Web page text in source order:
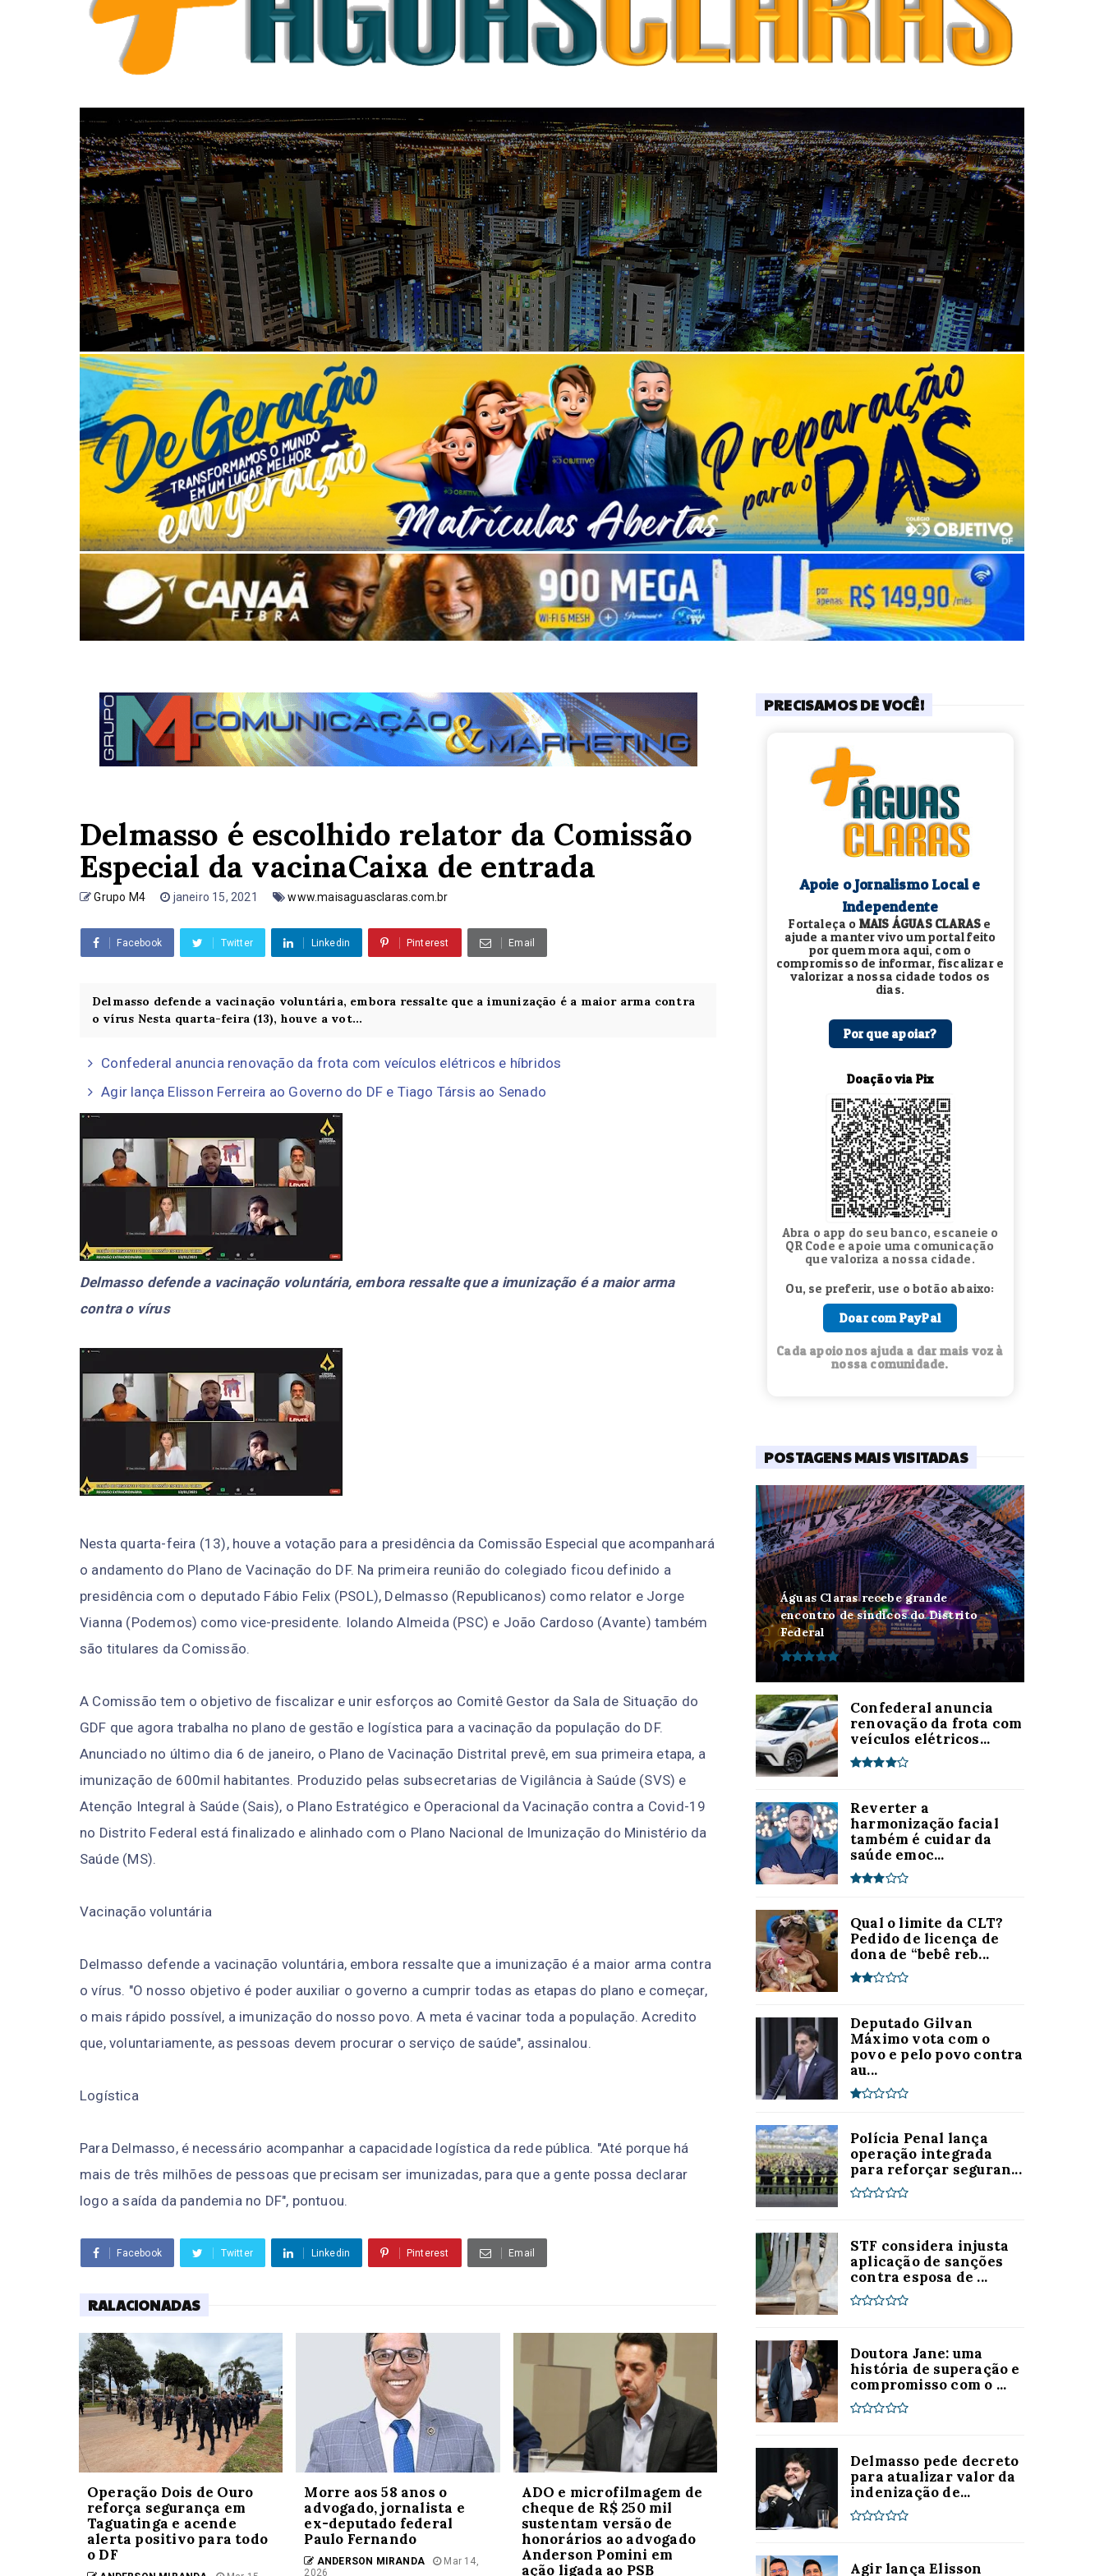
Delmasso é escolhido relator da Comissão
Especial da vacinaCaixa de entrada
Grupo M4 janeiro 15, 2021 www.maisaguasclaras.com.br
Facebook Twitter Linkedin Pinterest Email
Delmasso defende a vacinação voluntária, embora ressalte que a imunização é a maior arma contra
o vírus Nesta quarta-feira (13), houve a vot...
Confederal anuncia renovação da frota com veículos elétricos e híbridos
Agir lança Elisson Ferreira ao Governo do DF e Tiago Társis ao Senado
Delmasso defende a vacinação voluntária, embora ressalte que a imunização é a maior arma
contra o vírus
Nesta quarta-feira (13), houve a votação para a presidência da Comissão Especial que acompanhará
o andamento do Plano de Vacinação do DF. Na primeira reunião do colegiado ficou definido a
presidência com o deputado Fábio Felix (PSOL), Delmasso (Republicanos) como relator e Jorge
Vianna (Podemos) como vice-presidente. Iolando Almeida (PSC) e João Cardoso (Avante) também
são titulares da Comissão.
A Comissão tem o objetivo de fiscalizar e unir esforços ao Comitê Gestor da Sala de Situação do
GDF que agora trabalha no plano de gestão e logística para a vacinação da população do DF.
Anunciado no último dia 6 de janeiro, o Plano de Vacinação Distrital prevê, em sua primeira etapa, a
imunização de 600mil habitantes. Produzido pelas subsecretarias de Vigilância à Saúde (SVS) e
Atenção Integral à Saúde (Sais), o Plano Estratégico e Operacional da Vacinação contra a Covid-19
no Distrito Federal está finalizado e alinhado com o Plano Nacional de Imunização do Ministério da
Saúde (MS).
Vacinação voluntária
Delmasso defende a vacinação voluntária, embora ressalte que a imunização é a maior arma contra
o vírus. "O nosso objetivo é poder auxiliar o governo a cumprir todas as etapas do plano e começar,
o mais rápido possível, a imunização do nosso povo. A meta é vacinar toda a população. Acredito
que, voluntariamente, as pessoas devem procurar o serviço de saúde", assinalou.
Logística
Para Delmasso, é necessário acompanhar a capacidade logística da rede pública. "Até porque há
mais de três milhões de pessoas que precisam ser imunizadas, para que a gente possa declarar
logo a saída da pandemia no DF", pontuou.
Facebook Twitter Linkedin Pinterest Email
RALACIONADAS
Operação Dois de Ouro
reforça segurança em
Taguatinga e acende
alerta positivo para todo
o DF
Morre aos 58 anos o
advogado, jornalista e
ex-deputado federal
Paulo Fernando
ANDERSON MIRANDA
Mar 14,
2026
ADO e microfilmagem de
cheque de R$ 250 mil
sustentam versão de
honorários ao advogado
Anderson Pomini em
ação ligada ao PSB
PRECISAMOS DE VOCÊ!
Apoie o Jornalismo Local e
Independente
Fortaleça o MAIS ÁGUAS CLARAS e
ajude a manter vivo um portal feito
por quem mora aqui, com o
compromisso de informar, fiscalizar e
valorizar a nossa cidade todos os
dias.
Por que apoiar?
Doação via Pix
Abra o app do seu banco, escaneie o
QR Code e apoie uma comunicação
que valoriza a nossa cidade.
Ou, se preferir, use o botão abaixo:
Doar com PayPal
Cada apoio nos ajuda a dar mais voz à
nossa comunidade.
POSTAGENS MAIS VISITADAS
Águas Claras recebe grande
encontro de síndicos do Distrito
Federal
Confederal anuncia
renovação da frota com
veículos elétricos...
Reverter a
harmonização facial
também é cuidar da
saúde emoc...
Qual o limite da CLT?
Pedido de licença de
dona de “bebê reb...
Deputado Gilvan
Máximo vota com o
povo e pelo povo contra
au...
Polícia Penal lança
operação integrada
para reforçar seguran...
STF considera injusta
aplicação de sanções
contra esposa de ...
Doutora Jane: uma
história de superação e
compromisso com o ...
Delmasso pede decreto
para atualizar valor da
indenização de...
Agir lança Elisson